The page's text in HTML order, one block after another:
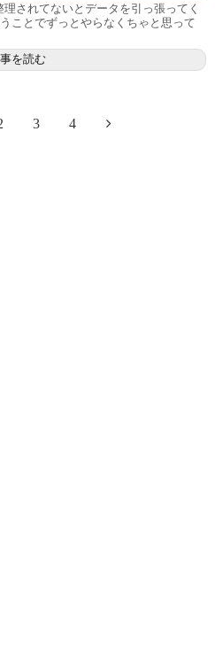
されてないとデータを引っ張ってく
ことでずっとやらなくちゃと思って
を読む
3 4